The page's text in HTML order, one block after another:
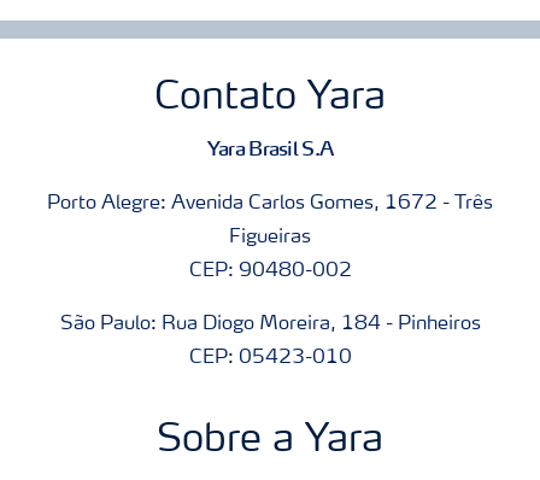
Contato Yara
Yara Brasil S.A
Porto Alegre: Avenida Carlos Gomes, 1672 - Três
Figueiras
CEP: 90480-002
São Paulo: Rua Diogo Moreira, 184 - Pinheiros
CEP: 05423-010
Sobre a Yara